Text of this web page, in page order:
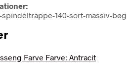
140-sort-massiv-bøg